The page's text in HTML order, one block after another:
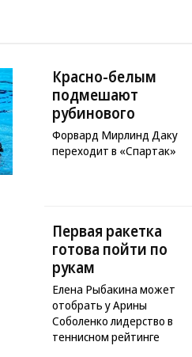
Красно-белым
подмешают
рубинового
Форвард Мирлинд Даку
переходит в «Спартак»
Первая ракетка
готова пойти по
рукам
Елена Рыбакина может
отобрать у Арины
Соболенко лидерство в
теннисном рейтинге